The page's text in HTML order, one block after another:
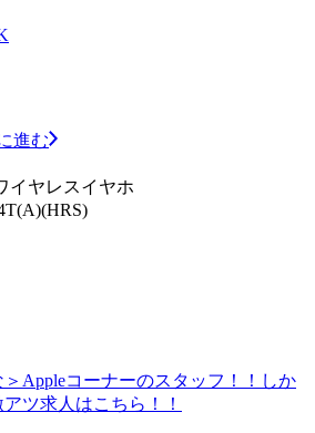
進む
イヤレスイヤホ
Appleコーナーのスタッフ！！しか
ツ求人はこちら！！